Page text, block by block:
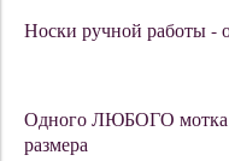
Носки ручной работы -
Одного ЛЮБОГО мотка
размера